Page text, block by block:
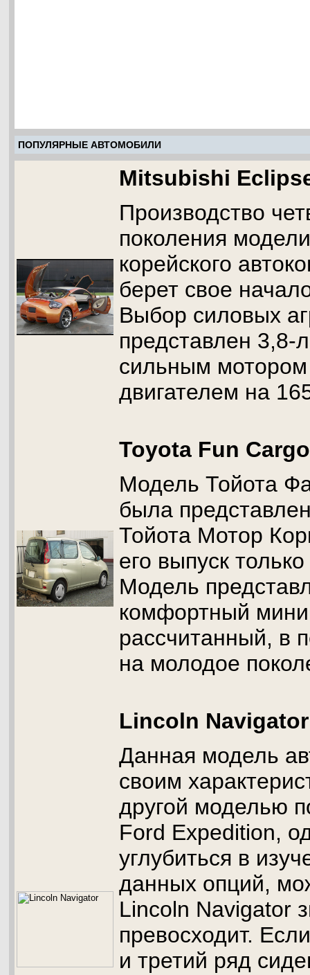
ПОПУЛЯРНЫЕ АВТОМОБИЛИ
Mitsubishi
Производство
поколения
корейского
берет свое
Выбор силовых
представлен 3,8-
сильным
двигателем на
Toyota Fun Cargo
Модель Тойота
была
Тойота Мотор
его выпуск
Модель
комфортный
рассчитанный, в
на молодое
Lincoln Navigator
Данная модель
своим
другой моделью
Ford Expedition,
углубиться в
данных опций,
Lincoln Navigator
превосходит.
и третий ряд